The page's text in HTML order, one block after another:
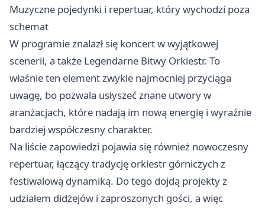
Muzyczne pojedynki i repertuar, który wychodzi poza
schemat
W programie znalazł się koncert w wyjątkowej
scenerii, a także Legendarne Bitwy Orkiestr. To
właśnie ten element zwykle najmocniej przyciąga
uwagę, bo pozwala usłyszeć znane utwory w
aranżacjach, które nadają im nową energię i wyraźnie
bardziej współczesny charakter.
Na liście zapowiedzi pojawia się również nowoczesny
repertuar, łączący tradycję orkiestr górniczych z
festiwalową dynamiką. Do tego dojdą projekty z
udziałem didżejów i zaproszonych gości, a więc